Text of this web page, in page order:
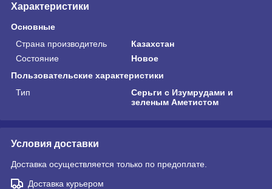
Характеристики
Основные
Страна производитель
Казахстан
Состояние
Новое
Пользовательские характеристики
Тип
Серьги с Изумрудами и
зеленым Аметистом
Условия доставки
Доставка осуществляется только по предоплате.
Доставка курьером